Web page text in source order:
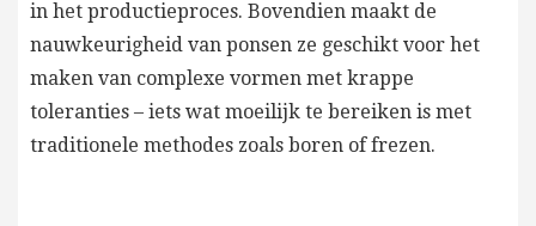
in het productieproces. Bovendien maakt de
nauwkeurigheid van ponsen ze geschikt voor het
maken van complexe vormen met krappe
toleranties – iets wat moeilijk te bereiken is met
traditionele methodes zoals boren of frezen.